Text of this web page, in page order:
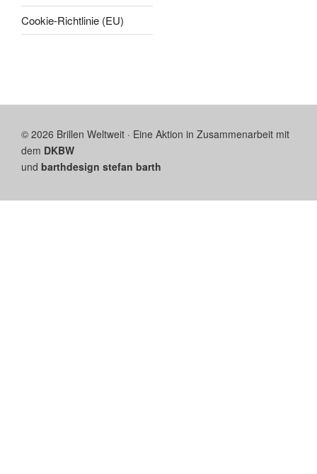
Cookie-Richtlinie (EU)
© 2026 Brillen Weltweit · Eine Aktion in Zusammenarbeit mit
dem DKBW
und barthdesign stefan barth